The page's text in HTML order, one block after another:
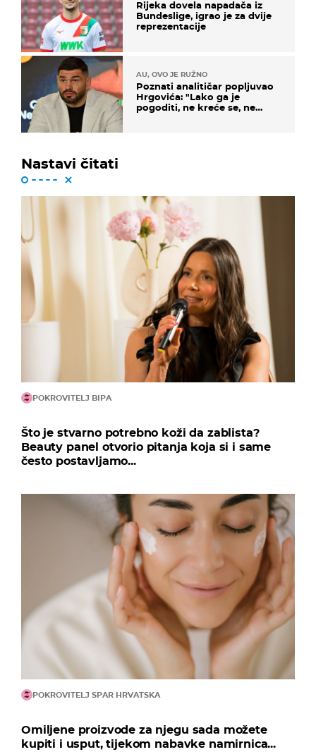
Rijeka dovela napadača iz
Bundeslige, igrao je za dvije
reprezentacije
AU, OVO JE RUŽNO
Poznati analitičar popljuvao
Hrgovića: "Lako ga je
pogoditi, ne kreće se, ne
Nastavi čitati
POKROVITELJ BIPA
Što je stvarno potrebno koži da zablista?
Beauty panel otvorio pitanja koja si i same
često postavljamo...
POKROVITELJ SPAR HRVATSKA
Omiljene proizvode za njegu sada možete
kupiti i usput, tijekom nabavke namirnica...